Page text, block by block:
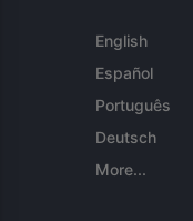
English
Español
Português
Deutsch
More...